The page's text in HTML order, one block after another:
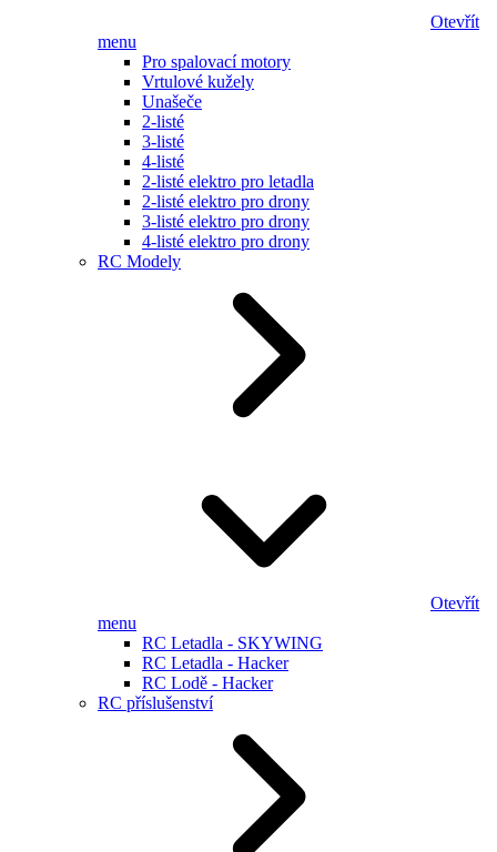
Otevřít
menu
Pro spalovací motory
Vrtulové kužely
Unašeče
2-listé
3-listé
4-listé
2-listé elektro pro letadla
2-listé elektro pro drony
3-listé elektro pro drony
4-listé elektro pro drony
RC Modely
Otevřít
menu
RC Letadla - SKYWING
RC Letadla - Hacker
RC Lodě - Hacker
RC příslušenství